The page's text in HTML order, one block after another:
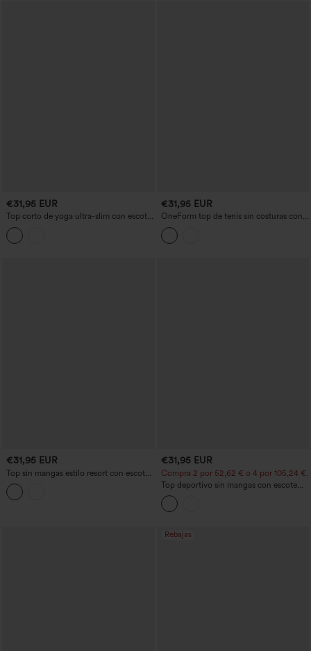
€31,95 EUR
Top corto de yoga ultra-slim con escote
en V, espalda con escote redondeado y
encaje en contraste.
€31,95 EUR
OneForm top de tenis sin costuras con
cuello de solapa, bloque de color y
malla transpirable
€31,95 EUR
Top sin mangas estilo resort con escote
en V, bordado y bajo con volante
€31,95 EUR
Compra 2 por 52,62 € o 4 por 105,24 €.
Top deportivo sin mangas con escote
redondo y estampado de leopardo
Rebajas